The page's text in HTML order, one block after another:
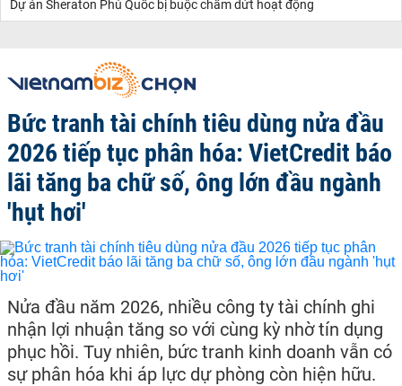
Dự án Sheraton Phú Quốc bị buộc chấm dứt hoạt động
Bức tranh tài chính tiêu dùng nửa đầu
2026 tiếp tục phân hóa: VietCredit báo
lãi tăng ba chữ số, ông lớn đầu ngành
'hụt hơi'
Nửa đầu năm 2026, nhiều công ty tài chính ghi
nhận lợi nhuận tăng so với cùng kỳ nhờ tín dụng
phục hồi. Tuy nhiên, bức tranh kinh doanh vẫn có
sự phân hóa khi áp lực dự phòng còn hiện hữu.